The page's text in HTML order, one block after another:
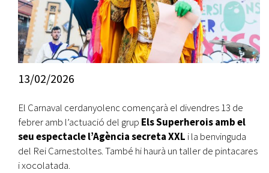
13/02/2026
El Carnaval cerdanyolenc començarà el divendres 13 de
febrer amb l’actuació del grup Els Superherois amb el
seu espectacle l’Agència secreta XXL i la benvinguda
del Rei Carnestoltes. També hi haurà un taller de pintacares
i xocolatada.